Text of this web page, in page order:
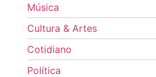
Música
Cultura & Artes
Cotidiano
Política